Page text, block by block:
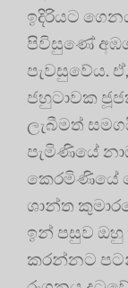
ඉදිරියට
පිවිසුණේ
පැවසුවේය.
ජහුටාවක
ලැබීමත්
පැමිණියේ
කෙරමිණියේ
ශාන්ත
ඉන් පසුව
කරන්නට